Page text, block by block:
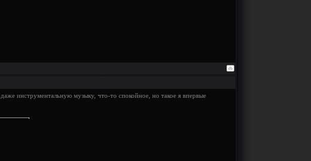
инструментальную музыку, что-то спокойное, но такое я впервые